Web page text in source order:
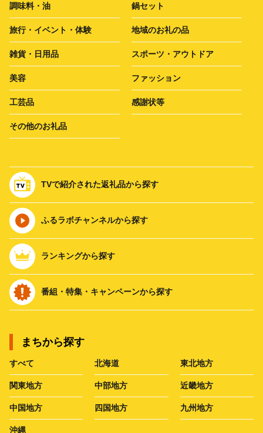
調味料・油 鍋セット
旅行・イベント・体験 地域のお礼の品
雑貨・日用品 スポーツ・アウトドア
美容 ファッション
工芸品 感謝状等
その他のお礼品
TVで紹介された返礼品から探す
ふるラボチャンネルから探す
ランキングから探す
番組・特集・キャンペーンから探す
まちから探す
すべて 北海道 東北地方
関東地方 中部地方 近畿地方
中国地方 四国地方 九州地方
沖縄